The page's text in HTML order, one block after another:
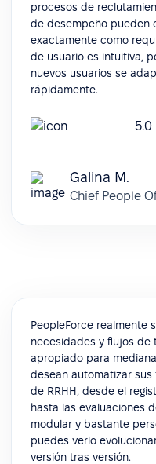
procesos de
de desempeño pueden
exactamente como
de usuario es intuitiva,
nuevos usuarios se
rápidamente.
5.0
Galina M.
Chief People
PeopleForce realmente
necesidades y flujos de
apropiado para
desean automatizar
de RRHH, desde el
hasta las evaluaciones
modular y bastante
puedes verlo
versión tras versión.